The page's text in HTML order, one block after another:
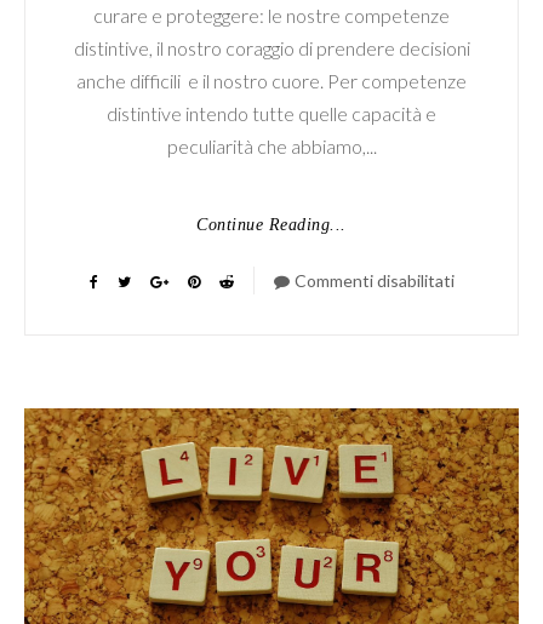
curare e proteggere: le nostre competenze
distintive, il nostro coraggio di prendere decisioni
anche difficili e il nostro cuore. Per competenze
distintive intendo tutte quelle capacità e
peculiarità che abbiamo,...
Continue Reading...
Commenti disabilitati
Cuore
e
Coraggio